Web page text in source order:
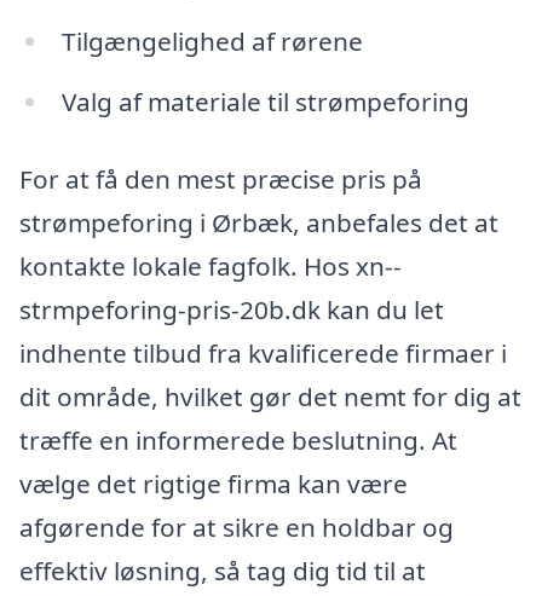
Tilgængelighed af rørene
Valg af materiale til strømpeforing
For at få den mest præcise pris på
strømpeforing i Ørbæk, anbefales det at
kontakte lokale fagfolk. Hos xn--
strmpeforing-pris-20b.dk kan du let
indhente tilbud fra kvalificerede firmaer i
dit område, hvilket gør det nemt for dig at
træffe en informerede beslutning. At
vælge det rigtige firma kan være
afgørende for at sikre en holdbar og
effektiv løsning, så tag dig tid til at